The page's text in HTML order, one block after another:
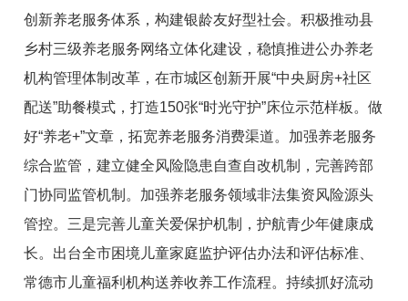
创新养老服务体系，构建银龄友好型社会。积极推动县
乡村三级养老服务网络立体化建设，稳慎推进公办养老
机构管理体制改革，在市城区创新开展“中央厨房+社区
配送”助餐模式，打造150张“时光守护”床位示范样板。做
好“养老+”文章，拓宽养老服务消费渠道。加强养老服务
综合监管，建立健全风险隐患自查自改机制，完善跨部
门协同监管机制。加强养老服务领域非法集资风险源头
管控。三是完善儿童关爱保护机制，护航青少年健康成
长。出台全市困境儿童家庭监护评估办法和评估标准、
常德市儿童福利机构送养收养工作流程。持续抓好流动